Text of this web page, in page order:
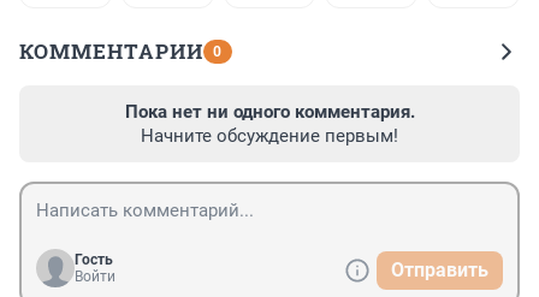
КОММЕНТАРИИ 0
Пока нет ни одного комментария.
Начните обсуждение первым!
Гость
Войти
Отправить